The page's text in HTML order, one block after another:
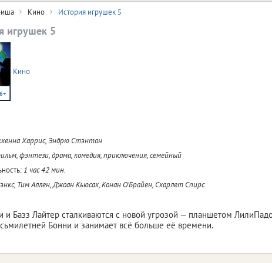
Кино История игрушек 5
игрушек 5
6+
Кино
Харрис, Эндрю Стэнтон
фэнтези, драма, комедия, приключения, семейный
1 час 42 мин.
Тим Аллен, Джоан Кьюсак, Конан О’Брайен, Скарлет Спирс
и Базз Лайтер сталкиваются с новой угрозой — планшетом
Бонни и занимает всё больше её времени.